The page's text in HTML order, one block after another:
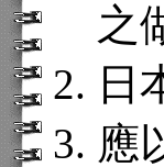
之
日
應